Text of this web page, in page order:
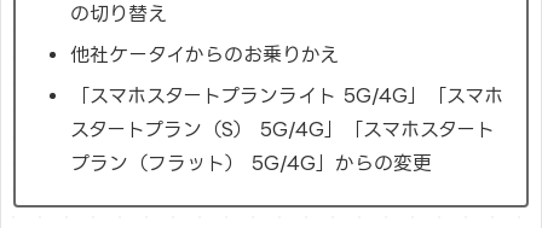
の切り替え
他社ケータイからのお乗りかえ
「スマホスタートプランライト 5G/4G」「スマホ
スタートプラン（S） 5G/4G」「スマホスタート
プラン（フラット） 5G/4G」からの変更